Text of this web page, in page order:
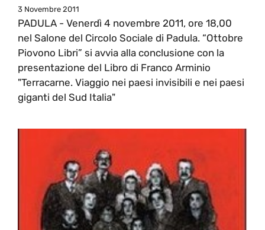
3 Novembre 2011
PADULA - Venerdì 4 novembre 2011, ore 18,00
nel Salone del Circolo Sociale di Padula. “Ottobre
Piovono Libri” si avvia alla conclusione con la
presentazione del Libro di Franco Arminio
"Terracarne. Viaggio nei paesi invisibili e nei paesi
giganti del Sud Italia"